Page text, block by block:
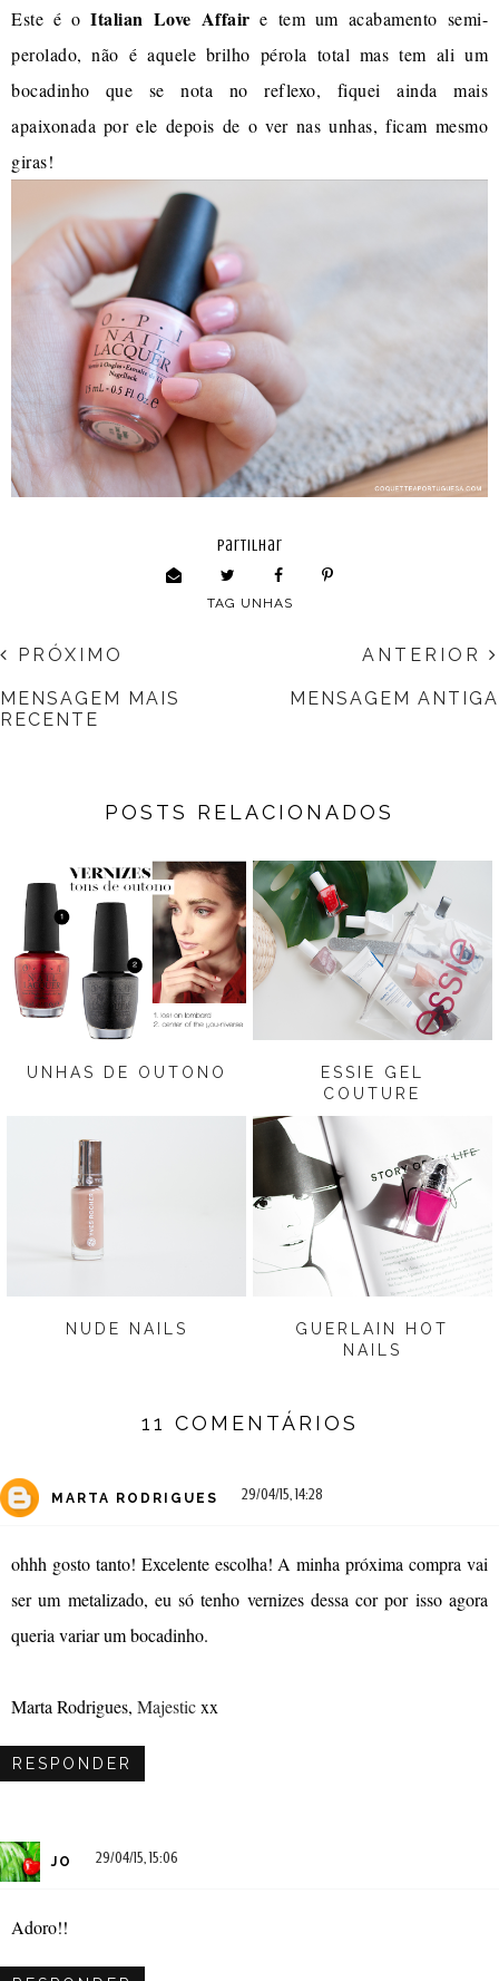
Este é o Italian Love Affair e tem um acabamento semi-
perolado, não é aquele brilho pérola total mas tem ali um
bocadinho que se nota no reflexo, fiquei ainda mais
apaixonada por ele depois de o ver nas unhas, ficam mesmo
giras!
partilhar
TAG UNHAS
ANTERIOR
MENSAGEM ANTIGA
PRÓXIMO
MENSAGEM MAIS
RECENTE
POSTS RELACIONADOS
UNHAS DE OUTONO
ESSIE GEL
COUTURE
NUDE NAILS
GUERLAIN HOT
NAILS
11 COMENTÁRIOS
MARTA RODRIGUES 29/04/15, 14:28
ohhh gosto tanto! Excelente escolha! A minha próxima compra vai
ser um metalizado, eu só tenho vernizes dessa cor por isso agora
queria variar um bocadinho.
Marta Rodrigues, Majesticxx
RESPONDER
JO 29/04/15, 15:06
Adoro!!